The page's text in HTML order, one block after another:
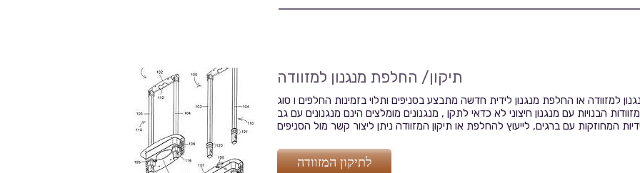
תיקון/ החלפת מנגנון למזוודה
למזוודה או החלפת מנגנון לידית חדשה מתבצע בסניפים ותלוי בזמינות החלפים ו סוג
הבנויות עם מנגנון חיצוני לא כדאי לתקן , מנגנונים מומלצים הינם מנגנונים עם גב
לתיקון המזוודה